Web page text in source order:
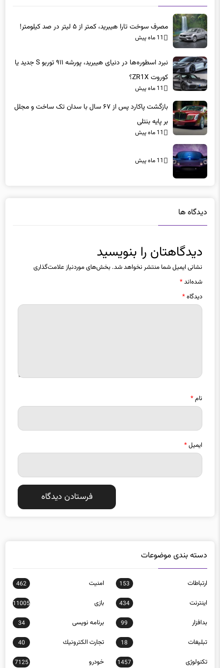
مصرف سوخت تارا هیبرید، کمتر از ۵ لیتر در صد کیلومتر!
11 ماه پیش
نبرد اسطوره‌ها در دنیای هیبرید، پورشه ۹۱۱ توربو S جدید یا
کوروت ZR1X؟
11 ماه پیش
بازگشت پاکارد پس از ۶۷ سال با سدان تک ساخت و مجلل
بر پایه بنتلی
11 ماه پیش
11 ماه پیش
دیدگاه ها
دیدگاهتان را بنویسید
نشانی ایمیل شما منتشر نخواهد شد. بخش‌های موردنیاز علامت‌گذاری
شده‌اند*
دیدگاه*
نام*
ایمیل*
دسته بندی موضوعات
ارتباطات 153 امنيت 462
اينترنت 434 بازی 11005
بدافزار 99 برنامه نويسی 34
تبلیغات 18 تجارت الكترونيك 40
تکنولوژی 1457 خودرو 7125